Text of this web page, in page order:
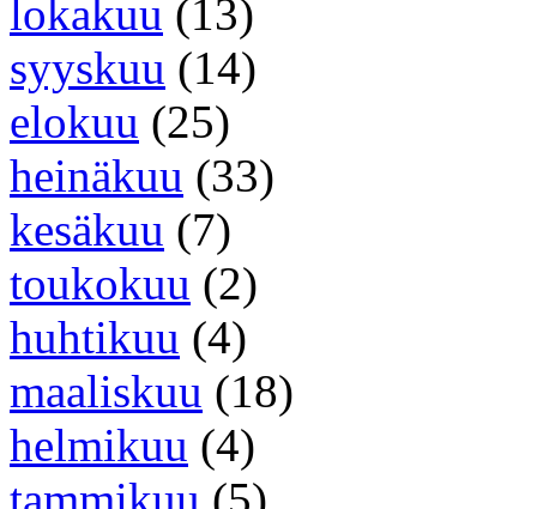
lokakuu (13)
syyskuu (14)
elokuu (25)
heinäkuu (33)
kesäkuu (7)
toukokuu (2)
huhtikuu (4)
maaliskuu (18)
helmikuu (4)